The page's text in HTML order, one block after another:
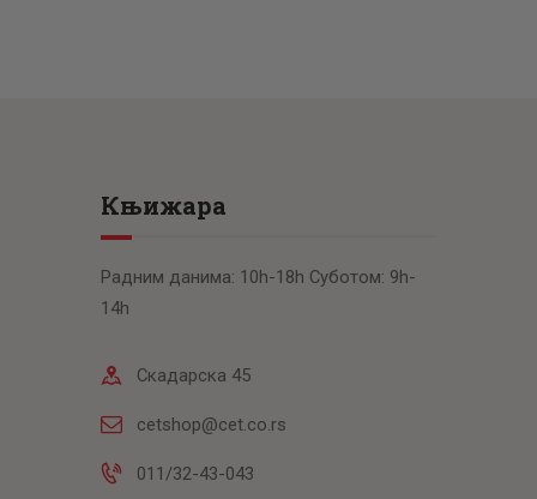
Књижара
Радним данима: 10h-18h Суботом: 9h-
14h
Скадарска 45
cetshop@cet.co.rs
011/32-43-043